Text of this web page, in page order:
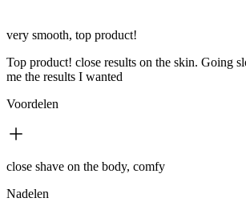
very smooth, top product!
Top product! close results on the skin. Going
me the results I wanted
Voordelen
close shave on the body, comfy
Nadelen